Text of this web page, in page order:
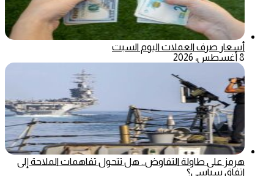
أسعار صرف العملات اليوم السبت
8 أغسطس، 2026
هرمز على طاولة التفاوض.. هل تتحول تفاهمات الملاحة إلى
اتفاق سياسي؟